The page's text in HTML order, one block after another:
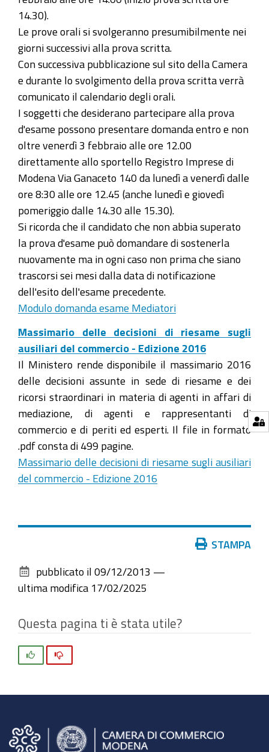
14.30).
Le prove orali si svolgeranno presumibilmente nei
giorni successivi alla prova scritta.
Con successiva pubblicazione sul sito della Camera
e durante lo svolgimento della prova scritta verrà
comunicato il calendario degli orali.
I soggetti che desiderano partecipare alla prova
d'esame possono presentare domanda entro e non
oltre venerdì 3 febbraio alle ore 12.00
direttamente allo sportello Registro Imprese di
Modena Via Ganaceto 140 da lunedì a venerdì dalle
ore 8:30 alle ore 12.45 (anche lunedì e giovedì
pomeriggio dalle 14.30 alle 15.30).
Si ricorda che il candidato che non abbia superato
la prova d'esame può domandare di sostenerla
nuovamente ma in ogni caso non prima che siano
trascorsi sei mesi dalla data di notificazione
dell'esito dell'esame precedente.
Modulo domanda esame Mediatori
Massimario delle decisioni di riesame sugli
ausiliari del commercio - Edizione 2016
Il Ministero rende disponibile il massimario 2016
delle decisioni assunte in sede di riesame e dei
ricorsi straordinari in materia di agenti in affari di
mediazione, di agenti e rappresentanti di
commercio e di periti ed esperti. Il file in formato
.pdf consta di 499 pagine.
Massimario delle decisioni di riesame sugli ausiliari
del commercio - Edizione 2016
documento
STAMPA
pubblicato il 09/12/2013 —
ultima modifica 17/02/2025
Questa pagina ti è stata utile?